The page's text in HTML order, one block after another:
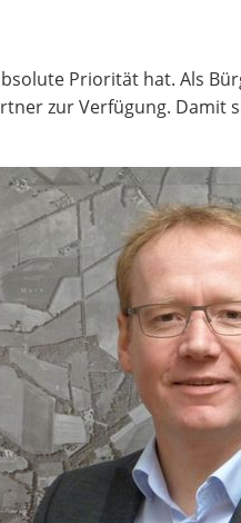
Priorität hat. Als
zur Verfügung. Damit